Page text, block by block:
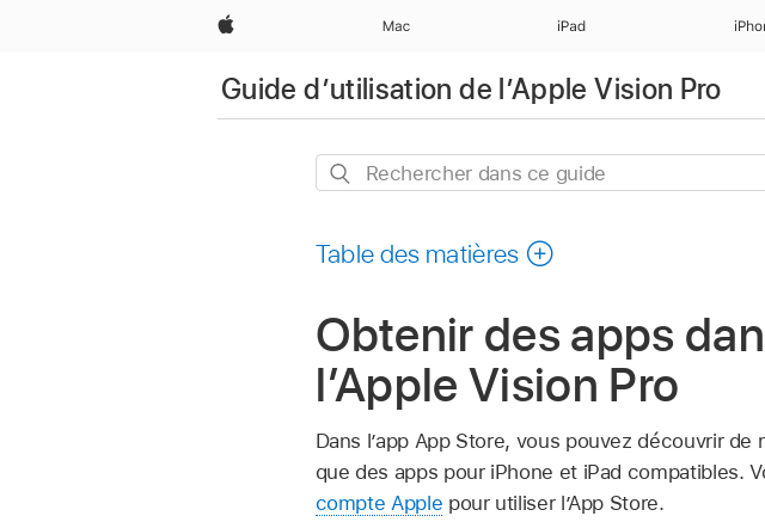
Apple Mac iPad
Guide d’utilisation de l’Apple Vision Pro
Rechercher
guide
Table des matières
Obtenir des apps
l’Apple Vision Pro
Dans l’app App Store, vous pouvez découvrir
que des apps pour iPhone et iPad compatibles.
compte Apple pour utiliser l’App Store.